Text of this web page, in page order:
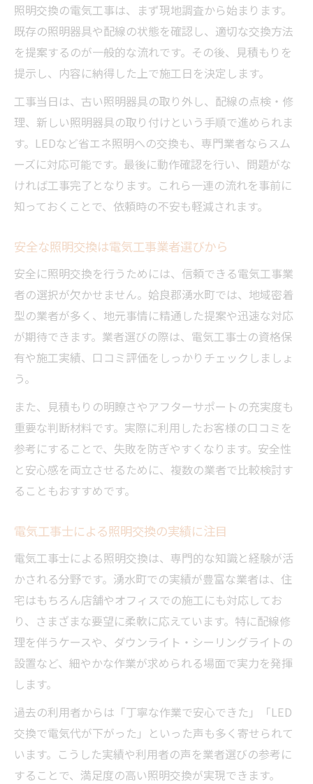
法
照明交換依頼時に聞いておきたい電気工事
内容
握
電気工事で実現する快適照明空間の作り方
照明交換と電気工事で住まいを快適に変え
る
照明交換時に役立つ電気工事のコツと工夫
電気工事で快適な照明空間をつくるポイン
ト
電気工事を通じた照明器具リニューアル術
電気工事で照明器具をリニューアルする方
法
安心して任せる照明リニューアル電気工事
電気工事士による照明リニューアルの流れ
電気工事で照明交換とリニューアルを両立
照明交換の電気工事は、まず現地調査から始まります。
既存の照明器具や配線の状態を確認し、適切な交換方法
を提案するのが一般的な流れです。その後、見積もりを
提示し、内容に納得した上で施工日を決定します。
工事当日は、古い照明器具の取り外し、配線の点検・修
理、新しい照明器具の取り付けという手順で進められま
す。LEDなど省エネ照明への交換も、専門業者ならスム
ーズに対応可能です。最後に動作確認を行い、問題がな
ければ工事完了となります。これら一連の流れを事前に
知っておくことで、依頼時の不安も軽減されます。
安全な照明交換は電気工事業者選びから
安全に照明交換を行うためには、信頼できる電気工事業
者の選択が欠かせません。姶良郡湧水町では、地域密着
型の業者が多く、地元事情に精通した提案や迅速な対応
が期待できます。業者選びの際は、電気工事士の資格保
有や施工実績、口コミ評価をしっかりチェックしましょ
う。
また、見積もりの明瞭さやアフターサポートの充実度も
重要な判断材料です。実際に利用したお客様の口コミを
参考にすることで、失敗を防ぎやすくなります。安全性
と安心感を両立させるために、複数の業者で比較検討す
ることもおすすめです。
電気工事士による照明交換の実績に注目
電気工事士による照明交換は、専門的な知識と経験が活
かされる分野です。湧水町での実績が豊富な業者は、住
宅はもちろん店舗やオフィスでの施工にも対応してお
り、さまざまな要望に柔軟に応えています。特に配線修
理を伴うケースや、ダウンライト・シーリングライトの
設置など、細やかな作業が求められる場面で実力を発揮
します。
過去の利用者からは「丁寧な作業で安心できた」「LED
交換で電気代が下がった」といった声も多く寄せられて
います。こうした実績や利用者の声を業者選びの参考に
することで、満足度の高い照明交換が実現できます。